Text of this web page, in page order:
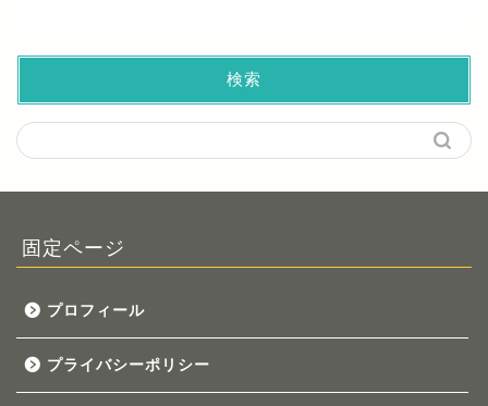
検索
固定ページ
プロフィール
プライバシーポリシー